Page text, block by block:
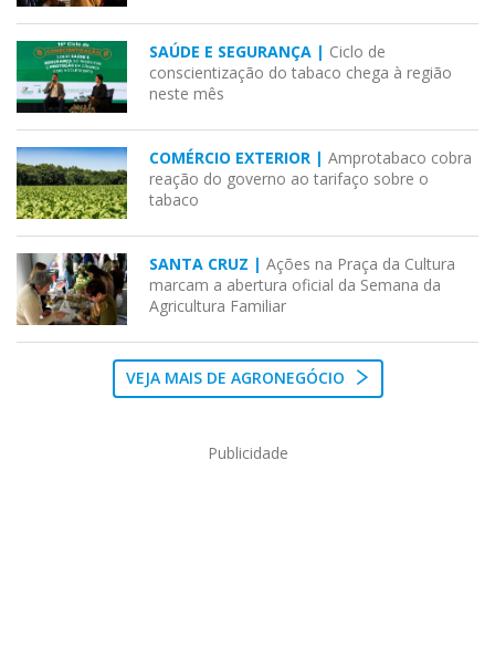
SAÚDE E SEGURANÇA | Ciclo de
conscientização do tabaco chega à região
neste mês
COMÉRCIO EXTERIOR | Amprotabaco cobra
reação do governo ao tarifaço sobre o
tabaco
SANTA CRUZ | Ações na Praça da Cultura
marcam a abertura oficial da Semana da
Agricultura Familiar
VEJA MAIS DE AGRONEGÓCIO
Publicidade